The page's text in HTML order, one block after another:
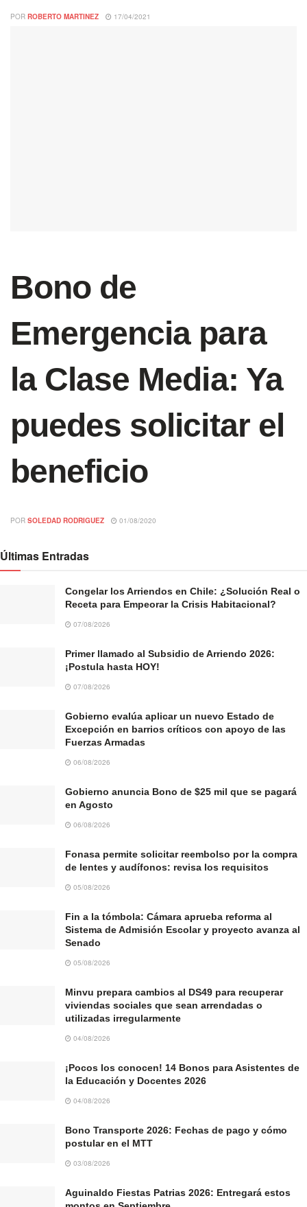
POR ROBERTO MARTINEZ 17/04/2021
Bono de
Emergencia para
la Clase Media: Ya
puedes solicitar el
beneficio
POR SOLEDAD RODRIGUEZ 01/08/2020
Últimas Entradas
Congelar los Arriendos en Chile: ¿Solución Real o
Receta para Empeorar la Crisis Habitacional?
07/08/2026
Primer llamado al Subsidio de Arriendo 2026:
¡Postula hasta HOY!
07/08/2026
Gobierno evalúa aplicar un nuevo Estado de
Excepción en barrios críticos con apoyo de las
Fuerzas Armadas
06/08/2026
Gobierno anuncia Bono de $25 mil que se pagará
en Agosto
06/08/2026
Fonasa permite solicitar reembolso por la compra
de lentes y audífonos: revisa los requisitos
05/08/2026
Fin a la tómbola: Cámara aprueba reforma al
Sistema de Admisión Escolar y proyecto avanza al
Senado
05/08/2026
Minvu prepara cambios al DS49 para recuperar
viviendas sociales que sean arrendadas o
utilizadas irregularmente
04/08/2026
¡Pocos los conocen! 14 Bonos para Asistentes de
la Educación y Docentes 2026
04/08/2026
Bono Transporte 2026: Fechas de pago y cómo
postular en el MTT
03/08/2026
Aguinaldo Fiestas Patrias 2026: Entregará estos